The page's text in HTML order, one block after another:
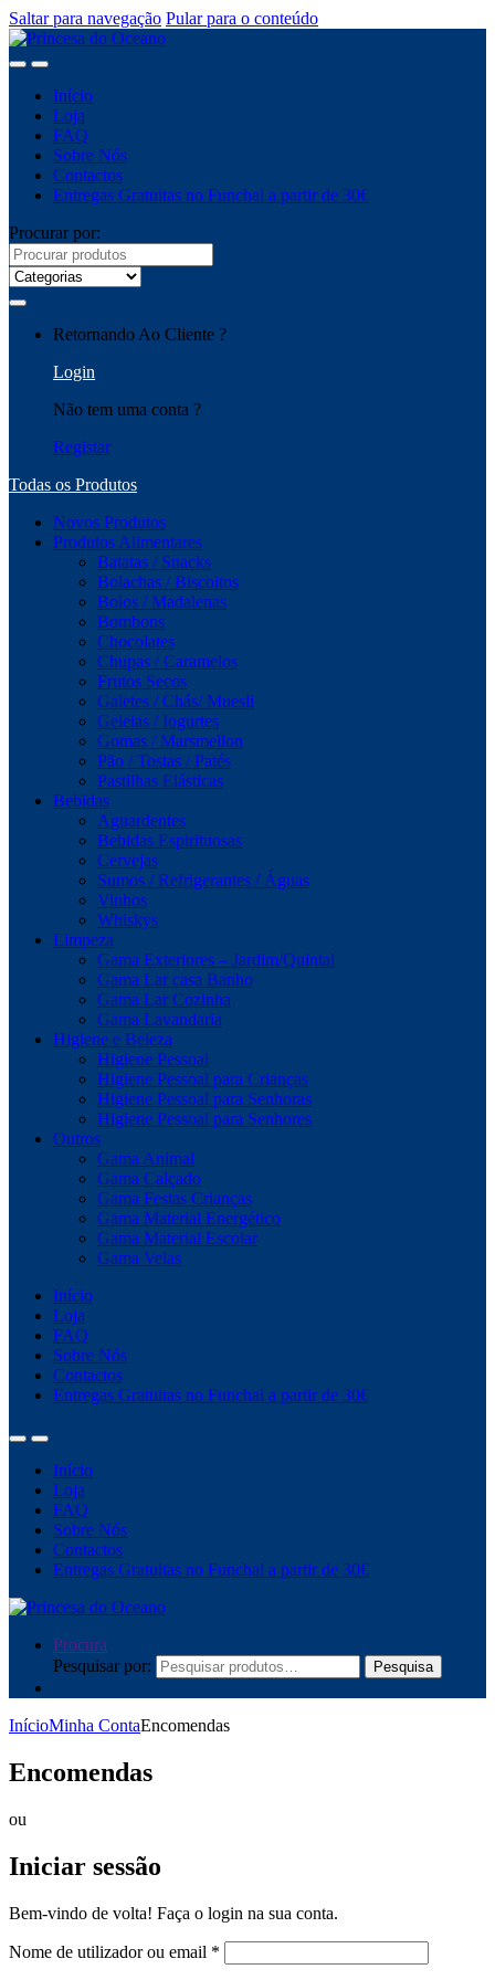
Saltar para navegação Pular para o conteúdo
Início
Loja
FAQ
Sobre Nós
Contactos
Entregas Gratuitas no Funchal a partir de 30€
Procurar por:
Retornando Ao Cliente ?
Login
Não tem uma conta ?
Registar
Todas os Produtos
Novos Produtos
Produtos Alimentares
Batatas / Snacks
Bolachas / Biscoitos
Bolos / Madalenas
Bombons
Chocolates
Chupas / Caramelos
Frutos Secos
Galetes / Chás/ Muesli
Geleias / Iogurtes
Gomas / Marsmellon
Pão / Tostas / Patés
Pastilhas Elásticas
Bebidas
Aguardentes
Bebidas Espirituosas
Cervejas
Sumos / Refrigerantes / Águas
Vinhos
Whiskys
Limpeza
Gama Exteriores – Jardim/Quintal
Gama Lar casa Banho
Gama Lar Cozinha
Gama Lavandaria
Higiene e Beleza
Higiene Pessoal
Higiene Pessoal para Crianças
Higiene Pessoal para Senhoras
Higiene Pessoal para Senhores
Outros
Gama Animal
Gama Calçado
Gama Festas Crianças
Gama Material Energético
Gama Material Escolar
Gama Velas
Início
Loja
FAQ
Sobre Nós
Contactos
Entregas Gratuitas no Funchal a partir de 30€
Início
Loja
FAQ
Sobre Nós
Contactos
Entregas Gratuitas no Funchal a partir de 30€
Procura
Pesquisar por:
Pesquisa
InícioMinha ContaEncomendas
Encomendas
ou
Iniciar sessão
Bem-vindo de volta! Faça o login na sua conta.
Nome de utilizador ou email *